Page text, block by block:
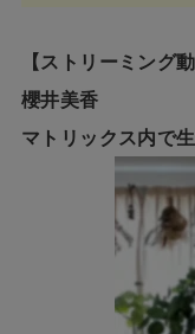
【ストリーミング
櫻井美香
マトリックス内で